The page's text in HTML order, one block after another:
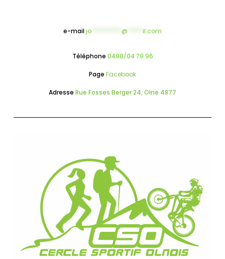
e-mailjo @ il.com
Téléphone 0498/04.79.96
Page Facebook
Adresse Rue Fosses Berger 24, Olne 4877